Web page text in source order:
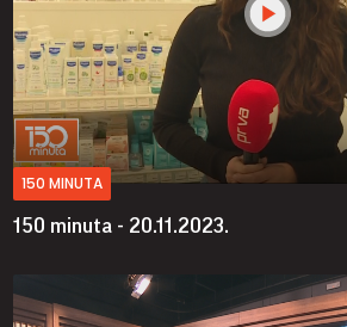
150 MINUTA
150 minuta - 20.11.2023.